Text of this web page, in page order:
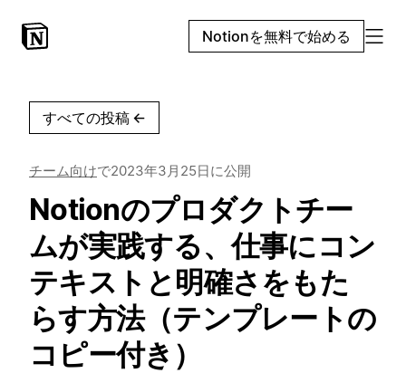
Notionを無料で始める
すべての投稿 ←
チーム向けで2023年3月25日に公開
Notionのプロダクトチー
ムが実践する、仕事にコン
テキストと明確さをもた
らす方法（テンプレートの
コピー付き）